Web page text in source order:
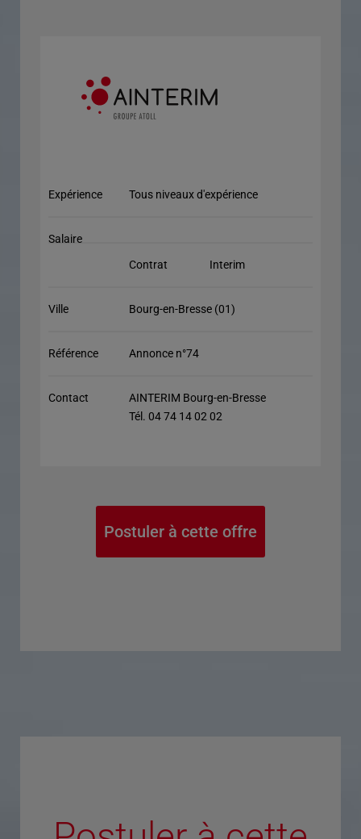
Expérience Tous niveaux d'expérience
Salaire
Contrat
Interim
Ville Bourg-en-Bresse (01)
Référence Annonce n°74
Contact
AINTERIM Bourg-en-Bresse
Tél. 04 74 14 02 02
Postuler à cette offre